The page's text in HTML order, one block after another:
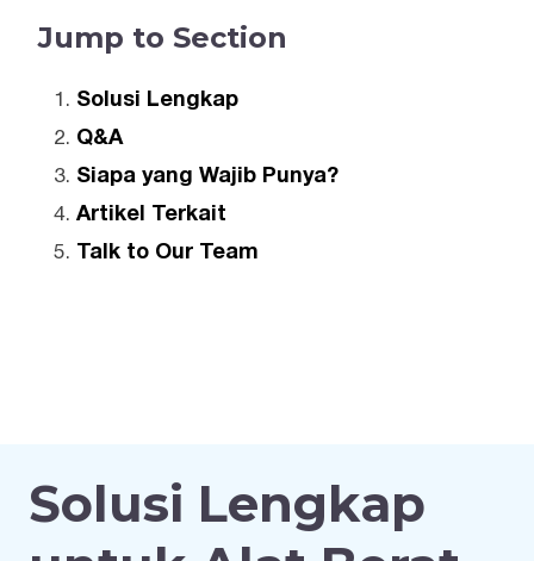
Jump to Section
Solusi Lengkap
Q&A
Siapa yang Wajib Punya?
Artikel Terkait
Talk to Our Team
Solusi Lengkap